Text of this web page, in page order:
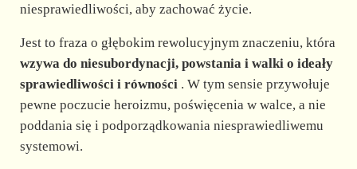
niesprawiedliwości, aby zachować życie.
Jest to fraza o głębokim rewolucyjnym znaczeniu, która
wzywa do niesubordynacji, powstania i walki o ideały
sprawiedliwości i równości. W tym sensie przywołuje
pewne poczucie heroizmu, poświęcenia w walce, a nie
poddania się i podporządkowania niesprawiedliwemu
systemowi.